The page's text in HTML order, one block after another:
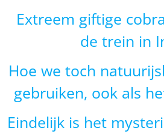
Extreem giftige
de trein in
Hoe we toch
gebruiken, ook als
Eindelijk is het